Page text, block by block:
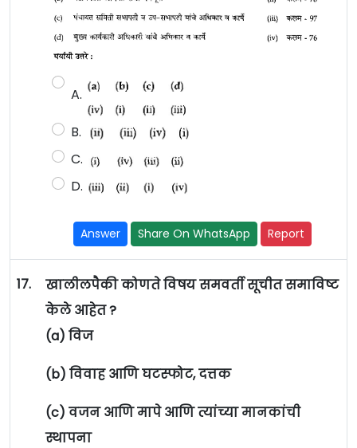
A.
B.
C.
D.
Answer Share On WhatsApp Report
17.
खालीलपैकी कोणते विषय समवर्ती सूचीत समाविष्ट
केले आहेत ?
(a) विज
(b) विवाह आणि घटस्फोट, दत्तक
(c) वजन आणि मापे आणि त्यांच्या मानकांची
स्थापना